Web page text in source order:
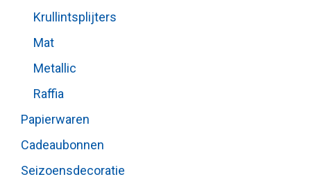
Krullintsplijters
Mat
Metallic
Raffia
Papierwaren
Cadeaubonnen
Seizoensdecoratie